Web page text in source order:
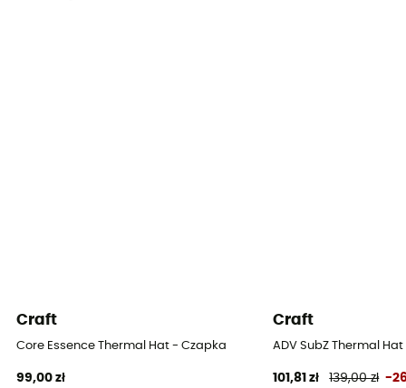
Craft
Core Essence Thermal Hat - Czapka
99,00 zł
Craft
ADV SubZ Thermal
101,81 zł 139,00 zł -